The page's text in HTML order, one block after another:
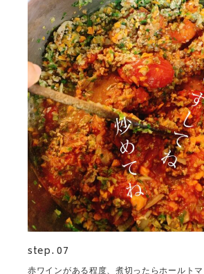
step. 07
赤ワインがある程度、煮切ったらホールト